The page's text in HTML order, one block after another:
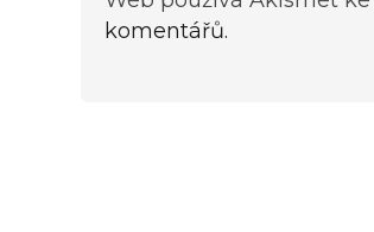
komentářů.